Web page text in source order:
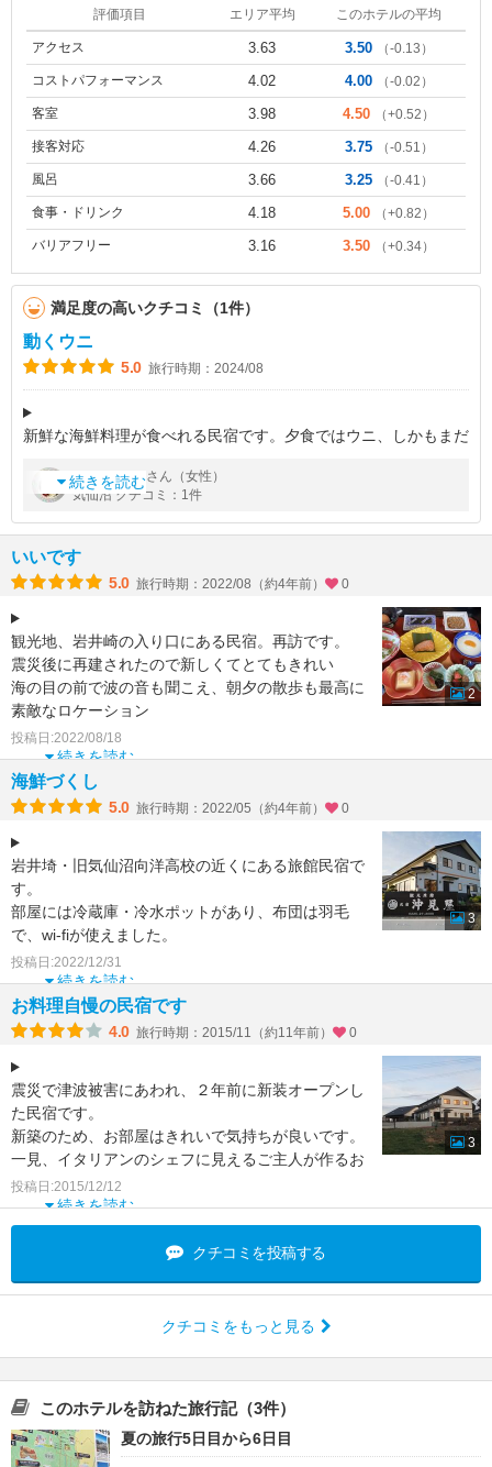
評価項目 エリア平均 このホテルの平均
アクセス 3.63 3.50 （-0.13）
コストパフォーマンス 4.02 4.00 （-0.02）
客室 3.98 4.50 （+0.52）
接客対応 4.26 3.75 （-0.51）
風呂 3.66 3.25 （-0.41）
食事・ドリンク 4.18 5.00 （+0.82）
バリアフリー 3.16 3.50 （+0.34）
満足度の高いクチコミ（1件）
動くウニ
5.0 旅行時期：2024/08
新鮮な海鮮料理が食べれる民宿です。夕食ではウニ、しかもまだ
り、館内はピカピカで綺麗でオーナー夫妻もとても親切でした。
看板犬のくーちゃんはとてもお
続きを読む
byラブ旅子 さん（女性）
気仙沼 クチコミ：1件
いいです
5.0 旅行時期：2022/08（約4年前） 0
観光地、岩井崎の入り口にある民宿。再訪です。
震災後に再建されたので新しくてとてもきれい
海の目の前で波の音も聞こえ、朝夕の散歩も最高に
素敵なロケーション
コンビニや駅など便利なものはないけど
続きを読む
投稿日:2022/08/18
2
海鮮づくし
5.0 旅行時期：2022/05（約4年前） 0
岩井埼・旧気仙沼向洋高校の近くにある旅館民宿で
す。
部屋には冷蔵庫・冷水ポットがあり、布団は羽毛
で、wi-fiが使えました。
バス・トイレは共同ですが、清潔で問題なし。
夕食には気仙沼の海の幸が
続きを読む
投稿日:2022/12/31
3
お料理自慢の民宿です
4.0 旅行時期：2015/11（約11年前） 0
震災で津波被害にあわれ、２年前に新装オープンし
た民宿です。
新築のため、お部屋はきれいで気持ちが良いです。
一見、イタリアンのシェフに見えるご主人が作るお
料理が
家庭的で大変おいしかったです。
続きを読む
投稿日:2015/12/12
3
クチコミを投稿する
クチコミをもっと見る
このホテルを訪ねた旅行記（3件）
夏の旅行5日目から6日目